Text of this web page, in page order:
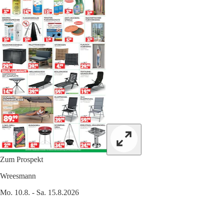
Zum Prospekt
Wreesmann
Mo. 10.8. - Sa. 15.8.2026